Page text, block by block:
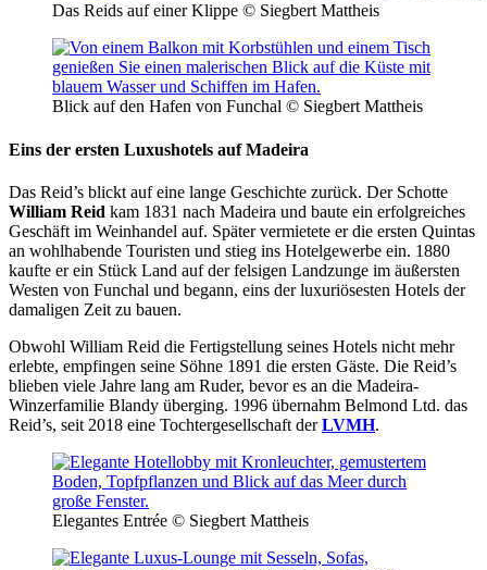
Das Reids auf einer Klippe © Siegbert Mattheis
Blick auf den Hafen von Funchal © Siegbert Mattheis
Eins der ersten Luxushotels auf Madeira
Das Reid’s blickt auf eine lange Geschichte zurück. Der Schotte
William Reid kam 1831 nach Madeira und baute ein erfolgreiches
Geschäft im Weinhandel auf. Später vermietete er die ersten Quintas
an wohlhabende Touristen und stieg ins Hotelgewerbe ein. 1880
kaufte er ein Stück Land auf der felsigen Landzunge im äußersten
Westen von Funchal und begann, eins der luxuriösesten Hotels der
damaligen Zeit zu bauen.
Obwohl William Reid die Fertigstellung seines Hotels nicht mehr
erlebte, empfingen seine Söhne 1891 die ersten Gäste. Die Reid’s
blieben viele Jahre lang am Ruder, bevor es an die Madeira-
Winzerfamilie Blandy überging. 1996 übernahm Belmond Ltd. das
Reid’s, seit 2018 eine Tochtergesellschaft derLVMH.
Elegantes Entrée © Siegbert Mattheis